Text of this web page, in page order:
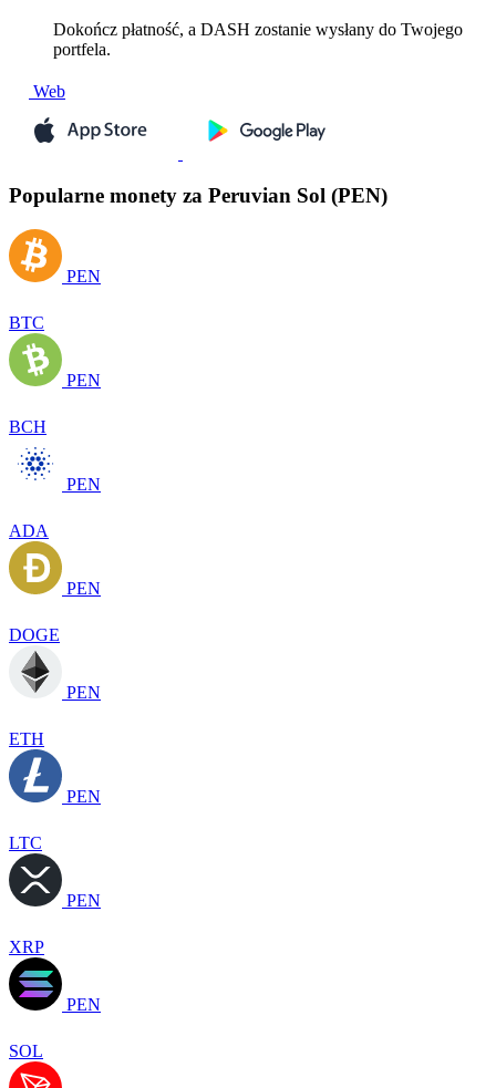
Dokończ płatność, a DASH zostanie wysłany do Twojego
portfela.
Web
Popularne monety za Peruvian Sol (PEN)
PEN
BTC
PEN
BCH
PEN
ADA
PEN
DOGE
PEN
ETH
PEN
LTC
PEN
XRP
PEN
SOL